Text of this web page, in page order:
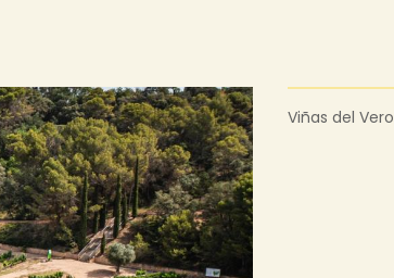
Viñas del